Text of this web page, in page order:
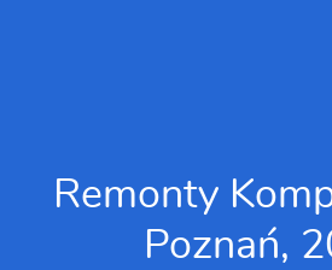
Remonty
Poznań,